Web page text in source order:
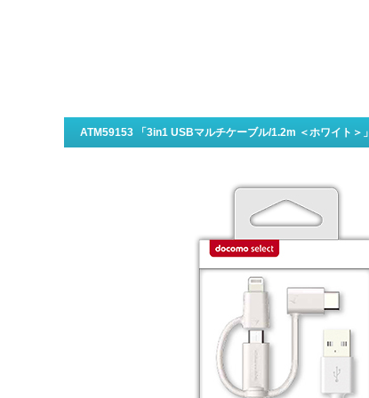
ATM59153 「3in1 USBマルチケーブル/1.2m ＜ホワイト＞」